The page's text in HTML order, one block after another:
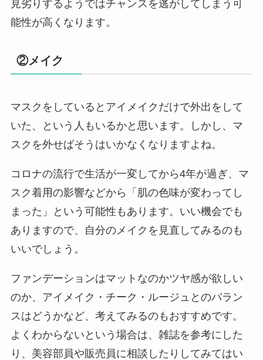
見劣りするようではチャンスを逃がしてしまう可
能性が高くなります。
②メイク
マスクをしているとアイメイクだけで外出をして
いた、という人もいるかと思います。しかし、マ
スクを外せばそうはいかなくなりますよね。
コロナの流行で生活が一変してから4年が過ぎ、マ
スク着用の影響などから「肌の色味が変わってし
まった」という可能性もあります。いい機会でも
ありますので、自分のメイクを見直してみるのも
いいでしょう。
ファンデーションはマットなのかツヤ感が欲しい
のか、アイメイク・チーク・ルージュとのバラン
スはどうかなど、考えてみるのもおすすめです。
よくわからないという場合は、雑誌を参考にした
り、美容部員や販売員に相談したりしてみてはい